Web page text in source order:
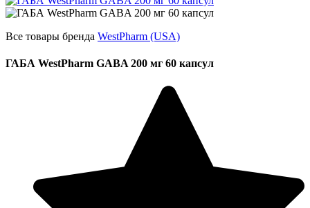
Все товары бренда WestPharm (USA)
ГАБА WestPharm GABA 200 мг 60 капсул